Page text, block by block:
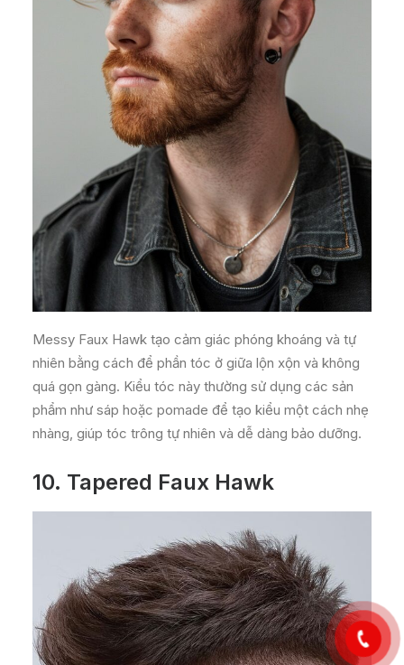
Messy Faux Hawk tạo cảm giác phóng khoáng và tự
nhiên bằng cách để phần tóc ở giữa lộn xộn và không
quá gọn gàng. Kiểu tóc này thường sử dụng các sản
phẩm như sáp hoặc pomade để tạo kiểu một cách nhẹ
nhàng, giúp tóc trông tự nhiên và dễ dàng bảo dưỡng.
10. Tapered Faux Hawk